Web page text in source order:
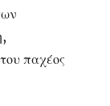
παχέος